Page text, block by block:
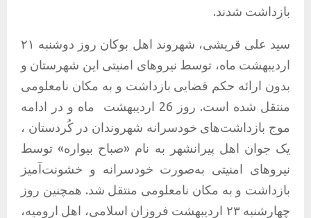
بازداشت شدند.
سید علی قریشی، شهروند اهل بوکان روز دوشنبه ۲۱
اردیبهشت ماه، توسط نیروهای امنیتی این شهرستان و
بدون ارائه حکم قضایی بازداشت و به مکان نامعلومی
منتقل شده است. روز 26 اردیبهشت ماه و در ادامه
موج بازداشت‌های خودسرانه شهروندان در کُردستان ،
یک جوان اهل پیرانشهر به نام «صباح بیواره» توسط
نیروهای امنیتی به‌صورت خودسرانه و خشونت‌آمیز
بازداشت و به مکان نامعلومی منتقل شد. همچنین روز
چهارشنبه ٢٣ اردیبهشت فروزان اسلامی، اهل ارومیه،